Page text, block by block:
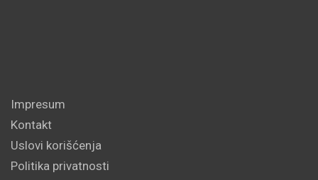
Impresum
Kontakt
Uslovi korišćenja
Politika privatnosti